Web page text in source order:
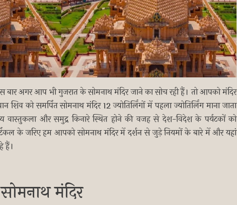
अगर आप भी गुजरात के सोमनाथ मंदिर जाने का सोच रही हैं। तो आपको मंदिर
शिव को समर्पित सोमनाथ मंदिर 12 ज्योतिर्लिंगों में पहला ज्योतिर्लिंग माना जाता
वास्तुकला और समुद्र किनारे स्थित होने की वजह से देश-विदेश के पर्यटकों को
के जरिए हम आपको सोमनाथ मंदिर में दर्शन से जुड़े नियमों के बारे में और यहां
हैं।
मंदिर